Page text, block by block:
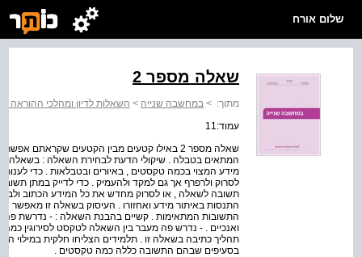
שלום אורח
שאלה מספר 2
מתוך: > במחשבה שנייה > השאלות לדיון ומהלכי ההוראה
עמוד:11
המתאים בטבלה . שיקולי הדעת לבחירת השאלה : בשאלה זו
מידע המצוי בכמה טקסטים , באיורים ובטבלאות . כדי לענות
לסרוק ולרפרף אך גם למקד ולהעמיק . כדי לדייק במתן
תשובה לשאלה , או לסרוק מחדש את כל המידע הכתוב
התנסות באיתור מידע ואחזורו . העיסוק בשאלה זו מאפשר
התשובות המתאימות . קשיים בהבנת השאלה : - נדרשת פה
ואנכיים . - נדרש פה מעבר בין השאלה לטקסט לסירוגין
תהליך כתיבה בשאלה זו . תלמידים הצליחו חלקית במילוי
בסעיפים שבהם התשובה כללה כמה טקסטים .